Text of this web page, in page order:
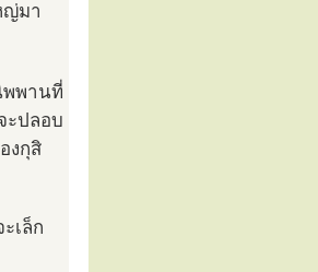
ญ่มา
พพานที่
ะปลอบ
งกุสิ
เล็ก